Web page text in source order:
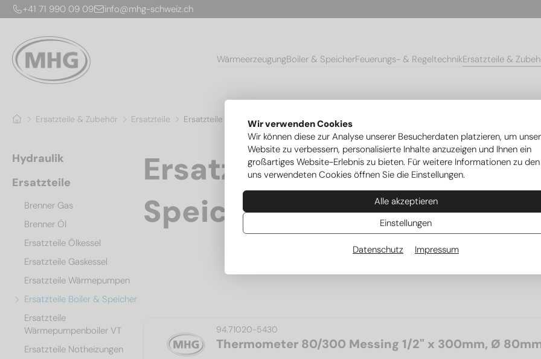
Wir verwenden Cookies
Wir können diese zur Analyse unserer Besucherdaten platzieren, um
Website zu verbessern, personalisierte Inhalte anzuzeigen und Ihnen ein
großartiges Website-Erlebnis zu bieten. Für weitere Informationen zu
uns verwendeten Cookies öffnen Sie die Einstellungen.
Alle akzeptieren
Einstellungen
Datenschutz Impressum
+41 71 990 09 09 info@mhg-schweiz.ch
WärmeerzeugungBoiler & SpeicherFeuerungs- & RegeltechnikErsatzteile &
Ersatzteile & Zubehör Ersatzteile Ersatzteile Boiler & Speicher
Hydraulik
Ersatzteile
Brenner Gas
Brenner Öl
Ersatzteile Ölkessel
Ersatzteile Gaskessel
Ersatzteile Wärmepumpen
Ersatzteile Boiler & Speicher
Ersatzteile
Wärmepumpenboiler VT
Ersatzteile Notheizungen
Ersatzteile Boiler &
Speicher
94.71020-5430
Thermometer 80/300 Messing 1/2" x 300mm, Ø